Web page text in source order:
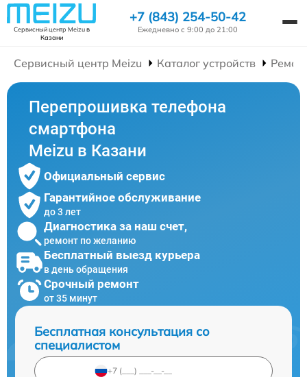
Сервисный центр Meizuв
Казани
+7 (843) 254-50-42
Ежедневно с 9:00 до 21:00
Сервисный центр Meizu Каталог устройств
Перепрошивка телефона
смартфона
Meizu в Казани
Официальный сервис
Гарантийное обслуживание
до 3 лет
Диагностика за наш счет,
ремонт по желанию
Бесплатный выезд курьера
в день обращения
Срочный ремонт
от 35 минут
Бесплатная консультация со
специалистом